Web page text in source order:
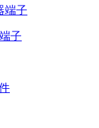
端子
子